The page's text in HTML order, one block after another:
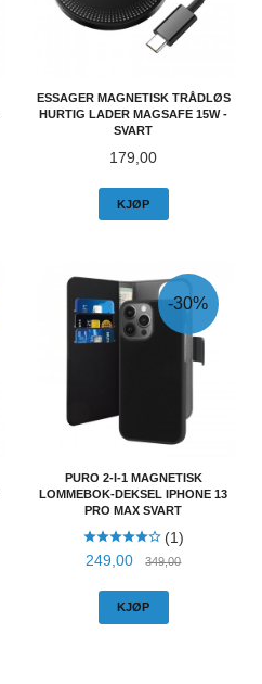
ESSAGER MAGNETISK TRÅDLØS
HURTIG LADER MAGSAFE 15W -
SVART
Pris
179,00
KJØP
PURO 2-I-1 MAGNETISK
LOMMEBOK-DEKSEL IPHONE 13
PRO MAX SVART
(1)
Tilbud
249,00 349,00Rabatt
-30%
KJØP